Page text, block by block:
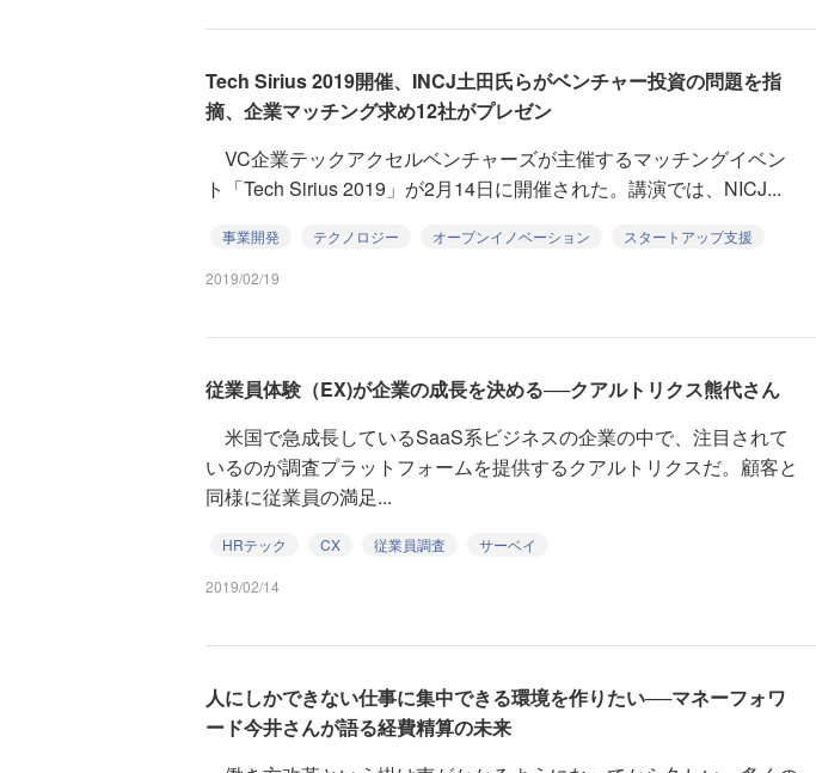
Tech Sirius 2019開催、INCJ土田氏らがベンチャー投資の問題を指
摘、企業マッチング求め12社がプレゼン
VC企業テックアクセルベンチャーズが主催するマッチングイベン
ト「Tech Sirius 2019」が2月14日に開催された。講演では、NICJ...
事業開発 テクノロジー オープンイノベーション スタートアップ支援
2019/02/19
従業員体験（EX)が企業の成長を決める──クアルトリクス熊代さん
米国で急成長しているSaaS系ビジネスの企業の中で、注目されて
いるのが調査プラットフォームを提供するクアルトリクスだ。顧客と
同様に従業員の満足...
HRテック CX 従業員調査 サーベイ
2019/02/14
人にしかできない仕事に集中できる環境を作りたい──マネーフォワ
ード今井さんが語る経費精算の未来